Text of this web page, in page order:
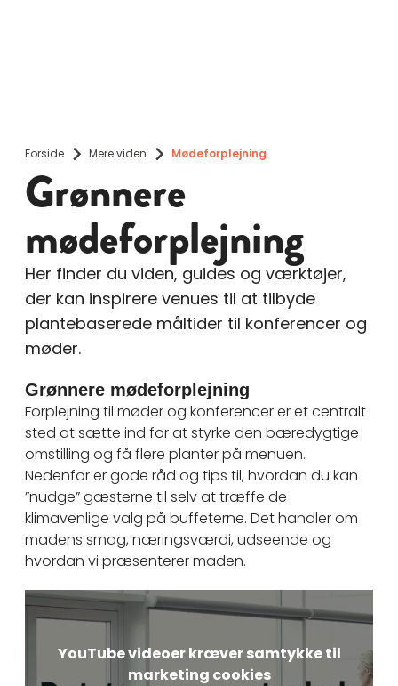
Forside Mere viden Mødeforplejning
Grønnere
mødeforplejning
Her finder du viden, guides og værktøjer,
der kan inspirere venues til at tilbyde
plantebaserede måltider til konferencer og
møder.
Grønnere mødeforplejning
Forplejning til møder og konferencer er et centralt
sted at sætte ind for at styrke den bæredygtige
omstilling og få flere planter på menuen.
Nedenfor er gode råd og tips til, hvordan du kan
”nudge” gæsterne til selv at træffe de
klimavenlige valg på buffeterne. Det handler om
madens smag, næringsværdi, udseende og
hvordan vi præsenterer maden.
YouTube videoer kræver samtykke til
marketing cookies